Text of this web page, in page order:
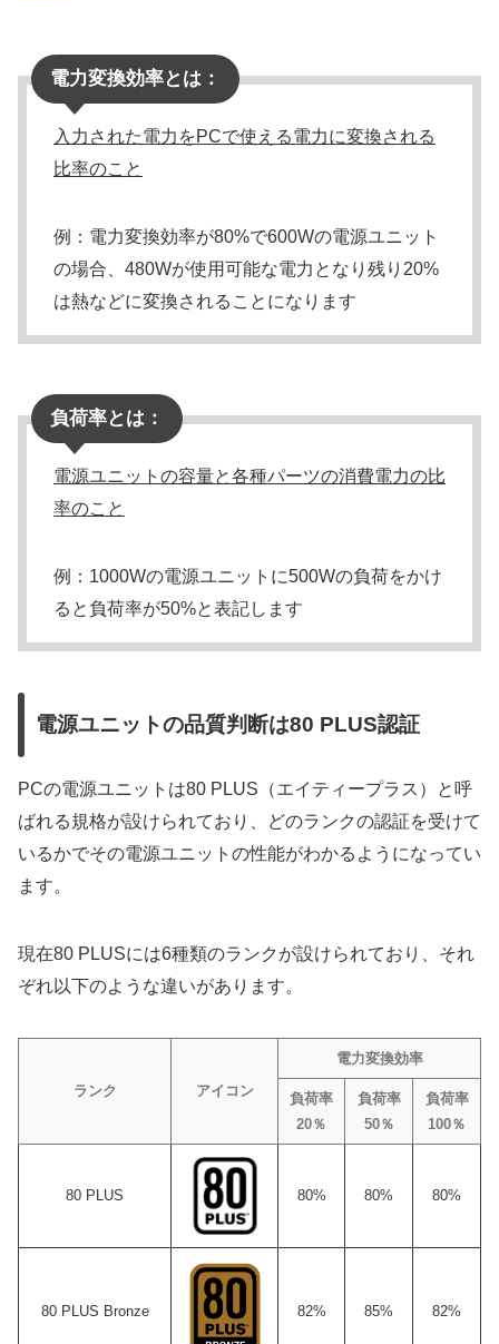
電力変換効率とは：
入力された電力をPCで使える電力に変換される
比率のこと
例：電力変換効率が80%で600Wの電源ユニット
の場合、480Wが使用可能な電力となり残り20%
は熱などに変換されることになります
負荷率とは：
電源ユニットの容量と各種パーツの消費電力の比
率のこと
例：1000Wの電源ユニットに500Wの負荷をかけ
ると負荷率が50%と表記します
電源ユニットの品質判断は80 PLUS認証
PCの電源ユニットは80 PLUS（エイティープラス）と呼
ばれる規格が設けられており、どのランクの認証を受けて
いるかでその電源ユニットの性能がわかるようになってい
ます。
現在80 PLUSには6種類のランクが設けられており、それ
ぞれ以下のような違いがあります。
ランク アイコン
電力変換効率
負荷率
20％
負荷率
50％
負荷率
100％
80 PLUS 80% 80% 80%
80 PLUS Bronze 82% 85% 82%